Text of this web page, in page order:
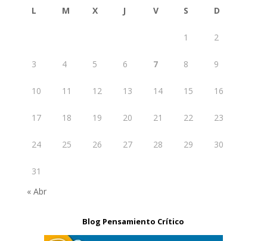
L M X J V S D
1 2
3 4 5 6 7 8 9
10 11 12 13 14 15 16
17 18 19 20 21 22 23
24 25 26 27 28 29 30
31
« Abr
Blog Pensamiento Crítico